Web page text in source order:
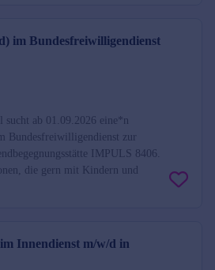
im Bundesfreiwilligendienst
sucht ab 01.09.2026 eine*n
Bundesfreiwilligendienst zur
IMPULS 8406.
die gern mit Kindern und
Innendienst m/w/d in